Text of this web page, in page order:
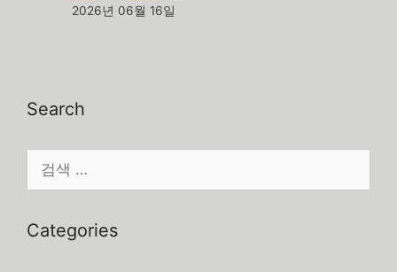
2026년 06월 16일
Search
색:
Categories